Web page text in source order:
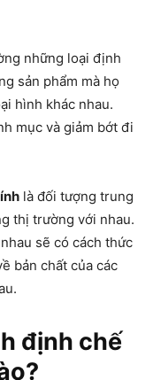
những loại định
sản phẩm mà họ
hình khác nhau.
mục và giảm bớt đi
là đối tượng trung
thị trường với nhau.
sẽ có cách thức
bản chất của các
định chế